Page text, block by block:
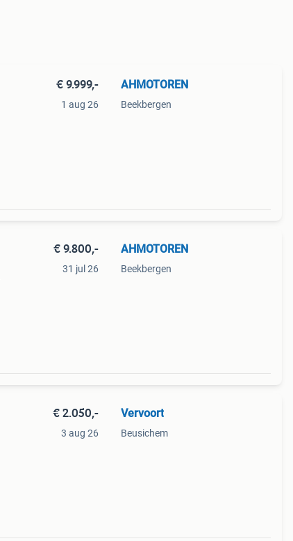
€ 9.999,-
1 aug 26
AHMOTOREN
Beekbergen
€ 9.800,-
31 jul 26
AHMOTOREN
Beekbergen
€ 2.050,-
3 aug 26
Vervoort
Beusichem